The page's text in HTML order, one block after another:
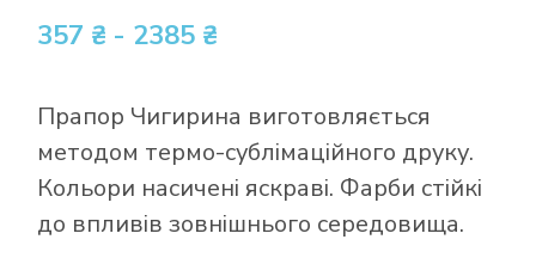
357 ₴ - 2385 ₴
Прапор Чигирина виготовляється
методом термо-сублімаційного друку.
Кольори насичені яскраві. Фарби стійкі
до впливів зовнішнього середовища.